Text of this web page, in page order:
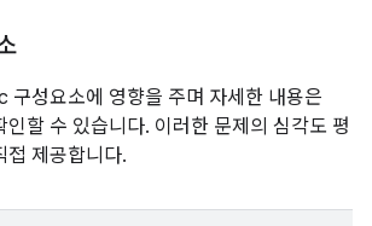
구성요소에 영향을 주며 자세한 내용은
할 수 있습니다. 이러한 문제의 심각도 평
접 제공합니다.